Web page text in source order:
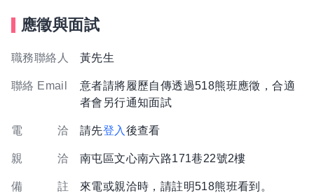
應徵與面試
職務聯絡人 黃先生
聯絡 Email
意者請將履歷自傳透過518熊班應徵，合適
者會另行通知面試
電 洽 請先登入 後查看
親 洽 南屯區文心南六路171巷22號2樓
備 註 來電或親洽時，請註明518熊班看到。